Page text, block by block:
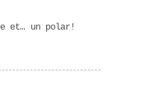
et… un polar!